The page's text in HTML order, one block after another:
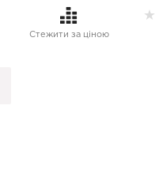
Стежити за ціною
★